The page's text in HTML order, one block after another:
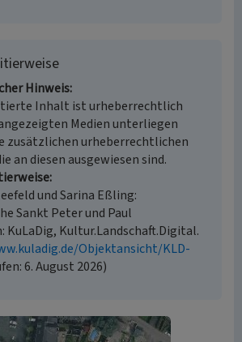
Hinweis
Inhalt ist urheberrechtlich
Medien unterliegen
zusätzlichen urheberrechtlichen
an diesen ausgewiesen sind.
und Sarina Eßling:
Sankt Peter und Paul
KuLaDig, Kultur.Landschaft.Digital.
Objektansicht/KLD-
6. August 2026)